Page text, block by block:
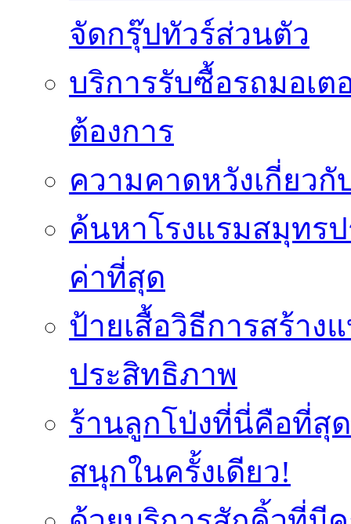
จัดกรุ๊ปทัวร์ส่วนตัว
บริการรับซื้อรถมอเ
ต้องการ
ความคาดหวังเกี่ยวกั
ค้นหาโรงแรมสมุทร
ค่าที่สุด
ป้ายเสื้อวิธีการสร้า
ประสิทธิภาพ
ร้านลูกโป่งที่นี่คือที่สุ
สนุกในครั้งเดียว!